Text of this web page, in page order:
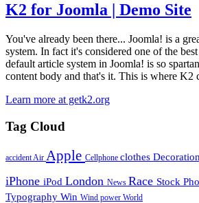
K2 for Joomla | Demo Site
You've already been there... Joomla! is a
system. In fact it's considered one of the
default article system in Joomla! is so
content body and that's it. This is where K2
Learn more at getk2.org
Tag Cloud
accident Air Apple Cellphone clothes Decoration
iPhone iPod London News Race Stock
Typography Win Wind power World